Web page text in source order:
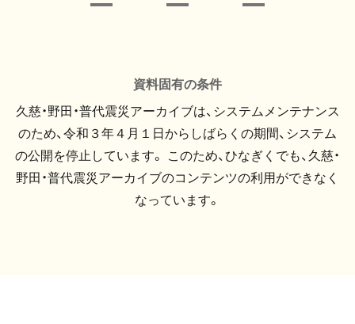
資料固有の条件
久慈・野田・普代震災アーカイブは、システムメンテナンス
のため、令和３年４月１日からしばらくの期間、システム
の公開を停止しています。 このため、ひなぎくでも、久慈・
野田・普代震災アーカイブのコンテンツの利用ができなく
なっています。